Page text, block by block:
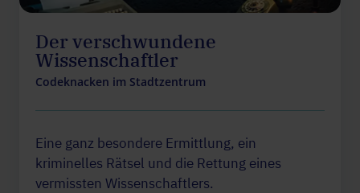
Der verschwundene
Wissenschaftler
Codeknacken im Stadtzentrum
Eine ganz besondere Ermittlung, ein
kriminelles Rätsel und die Rettung eines
vermissten Wissenschaftlers.